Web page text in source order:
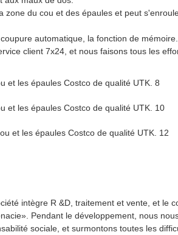
zone du cou et des épaules et peut
automatique, la fonction de
client 7x24, et nous faisons tous les
intègre R &D, traitement et vente, et le
Pendant le développement, nous
sociale, et surmontons toutes les